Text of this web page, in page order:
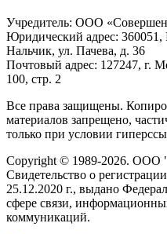
Учредитель: ООО
Юридический адрес: 360051,
Нальчик, ул. Пачева, д. 36
Почтовый адрес: 127247, г.
100, стр. 2
Все права защищены.
материалов запрещено,
только при условии
Copyright © 1989-2026. ООО
Свидетельство о
25.12.2020 г., выдано
сфере связи,
коммуникаций.